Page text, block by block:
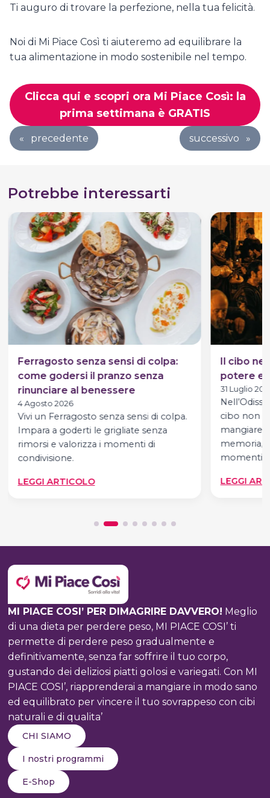
Ti auguro di trovare la perfezione, nella tua felicità.
Noi di Mi Piace Così ti aiuteremo ad equilibrare la
tua alimentazione in modo sostenibile nel tempo.
Clicca qui e scopri ora Mi Piace Così: la
prima settimana è GRATIS
« precedente successivo »
Potrebbe interessarti
Ferragosto senza sensi di colpa:
come godersi il pranzo senza
rinunciare al benessere
4 Agosto 2026
Vivi un Ferragosto senza sensi di colpa.
Impara a goderti le grigliate senza
rimorsi e valorizza i momenti di
condivisione.
LEGGI ARTICOLO:
SENSI
COME
GODERSI
IL
PRANZO
SENZA
RINUNCIARE
AL
BENESSERE
Il cibo
potere e
31 Luglio
cibo non è
mangiare.
memoria,
momenti,…
LEGGI
MI PIACE COSI’ PER DIMAGRIRE DAVVERO! Meglio
di una dieta per perdere peso, MI PIACE COSI’ ti
permette di perdere peso gradualmente e
definitivamente, senza far soffrire il tuo corpo,
gustando dei deliziosi piatti golosi e variegati. Con MI
PIACE COSI’, riapprenderai a mangiare in modo sano
ed equilibrato per vincere il tuo sovrappeso con cibi
naturali e di qualita’
CHI SIAMO
I nostri programmi
E-Shop